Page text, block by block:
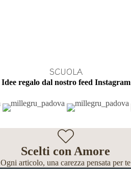
SCUOLA
Idee regalo dal nostro feed Instagram
Scelti con Amore
Ogni articolo, una carezza pensata per te